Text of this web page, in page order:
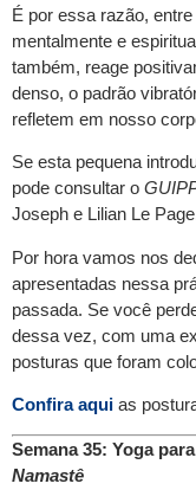
É por essa razão,
mentalmente e
também, reage
denso, o padrão
refletem em nosso
Se esta pequena
pode consultar o
Joseph e Lilian Le
Por hora vamos nos
apresentadas nessa
passada. Se você
dessa vez, com uma
posturas que foram
Confira aqui as
Semana 35: Yoga
Namastê